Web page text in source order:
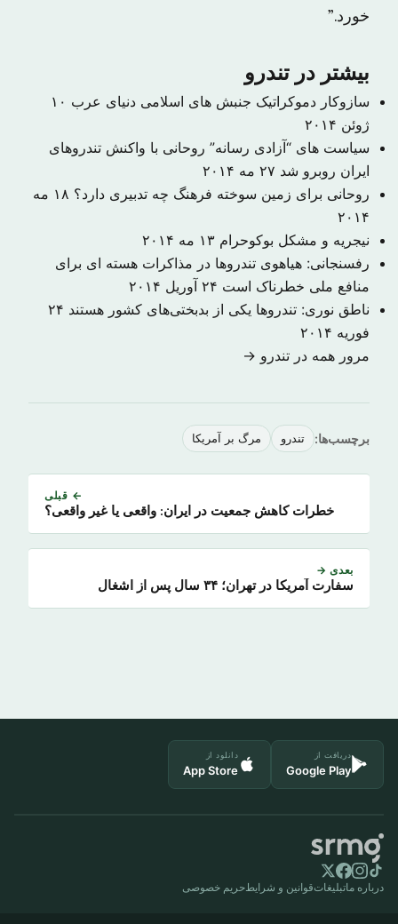
خورد.”
بیشتر در تندرو
سازوکار دموکراتیک جنبش های اسلامی دنیای عرب ۱۰
ژوئن ۲۰۱۴
سیاست های “آزادی رسانه” روحانی با واکنش تندروهای
ایران روبرو شد ۲۷ مه ۲۰۱۴
روحانی برای زمین سوخته‌ فرهنگ چه تدبیری دارد؟
۱۸ مه
۲۰۱۴
نیجریه و مشکل بوکوحرام ۱۳ مه ۲۰۱۴
رفسنجانی: هیاهوی تندروها در مذاکرات هسته ای برای
منافع ملی خطرناک است ۲۴ آوریل ۲۰۱۴
ناطق نوری: تندروها یکی از بدبختی‌های کشور هستند ۲۴
فوریه ۲۰۱۴
مرور همه در تندرو →
برچسب‌ها: تندرو مرگ بر آمریکا
← قبلی
خطرات کاهش جمعیت در ایران: واقعی یا غیر واقعی؟
بعدی →
سفارت آمریکا در تهران؛ ۳۴ سال پس از اشغال
دریافت از
Google Play
دانلود از
App Store
درباره ماتبلیغاتقوانین و شرایط حریم خصوصی